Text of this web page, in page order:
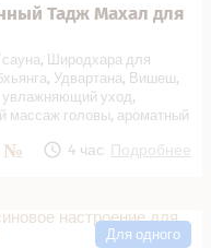
Тадж Махал для
Широдхара для
Удвартана, Вишеш,
увлажняющий уход,
массаж головы, ароматный
напиток
4 часа Подробнее
В подарок!
настроение для
салоне
Для одного